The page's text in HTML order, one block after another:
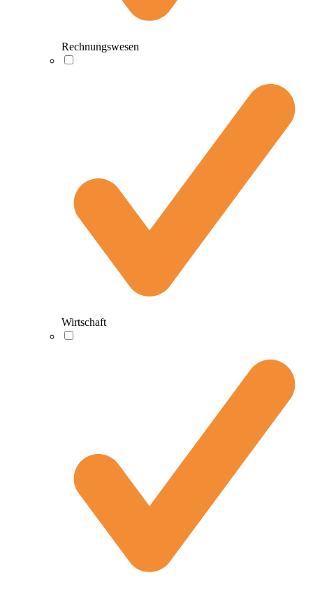
Rechnungswesen
Wirtschaft